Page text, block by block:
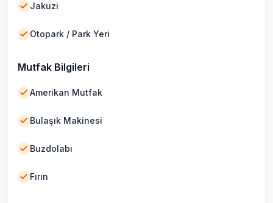
Jakuzi
Otopark / Park Yeri
Mutfak Bilgileri
Amerikan Mutfak
Bulaşık Makinesi
Buzdolabı
Fırın